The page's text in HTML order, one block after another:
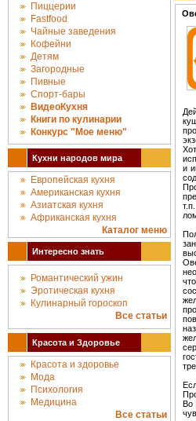
Пиццерии
Fastfood
Чайные заведения
Кофейни
Детям
Загородные
Пивные
Спорт-бары
ВидеоКухня
Книги по кулинарии
Конкурc "Мое меню"
Кухни народов мира
Европейская кухня
Американская кухня
Азиатская кухня
Африканская кухня
Каталог меню
Интересно знать
Романтический ужин
Эротическая кухня
Кулинарный гороскоп
Все статьи
Красота и Здоровье
Красота и здоровье
Мода
Психология
Медицина
Все статьи
и
Во